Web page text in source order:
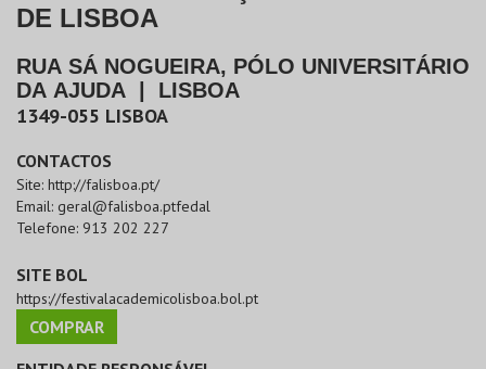
DE LISBOA
RUA SÁ NOGUEIRA, PÓLO UNIVERSITÁRIO
DA AJUDA
LISBOA
1349-055 LISBOA
CONTACTOS
Site: http://falisboa.pt/
Email: geral@falisboa.ptfedal
Telefone: 913 202 227
SITE BOL
https://festivalacademicolisboa.bol.pt
COMPRAR